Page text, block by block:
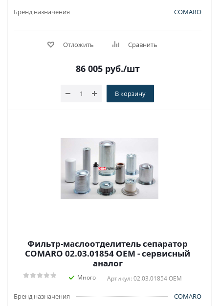
Бренд назначения COMARO
Отложить Сравнить
86 005 руб./шт
В корзину
Фильтр-маслоотделитель сепаратор
COMARO 02.03.01854 OEM - сервисный
аналог
Много Артикул: 02.03.01854 OEM
Бренд назначения COMARO